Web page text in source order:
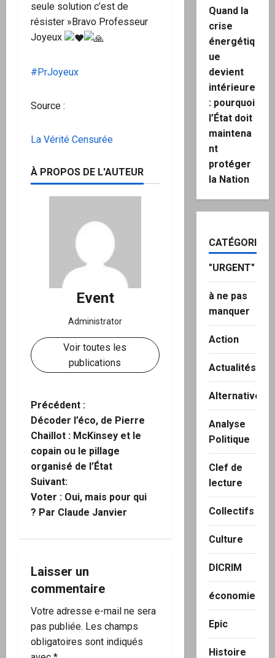
seule solution c’est de
résister »Bravo Professeur
Joyeux
#PrJoyeux
Source :
La Vérité Censurée
À PROPOS DE L'AUTEUR
Event
Administrator
Voir toutes les
publications
N
a
v
i
g
t
i
o
n
Précédent :
Décoder l’éco, de Pierre
Chaillot : McKinsey et le
copain ou le pillage
organisé de l’État
Suivant:
Voter : Oui, mais pour qui
? Par Claude Janvier
Laisser un
commentaire
Votre adresse e-mail ne sera
pas publiée. Les champs
obligatoires sont indiqués
Quand la
crise
énergétiq
ue
devient
intérieure
: pourquoi
l’État doit
maintena
nt
protéger
la Nation
CATÉGORIES
"URGENT"
à ne pas
manquer
Action
Actualités
Alternatives
Analyse
Politique
Clef de
lecture
Collectifs
Culture
DICRIM
économie
Epic
Histoire